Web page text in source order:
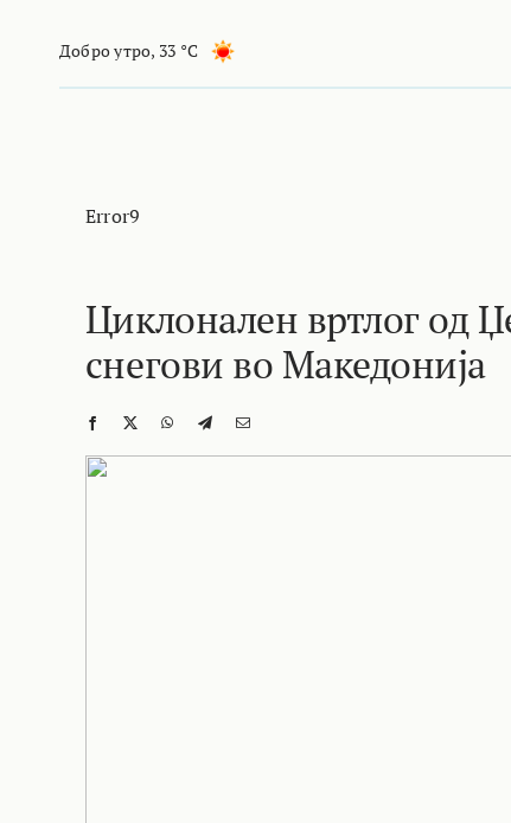
Добро утро, 33 °C
Error9
Циклонален вртлог од
снегови во Македонија